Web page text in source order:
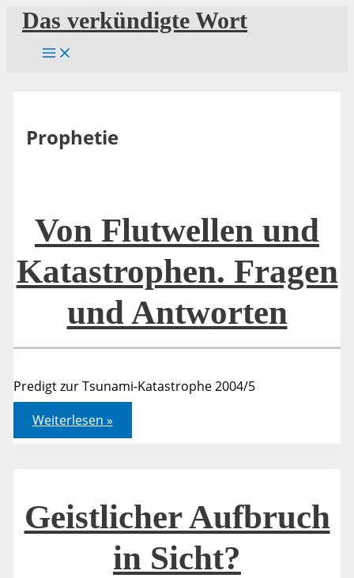
Zum
Inhalt
springen
Das verkündigte Wort
Prophetie
Von Flutwellen und
Katastrophen. Fragen
und Antworten
Predigt zur Tsunami-Katastrophe 2004/5
Von
Flutwellen
und
Weiterlesen »
Geistlicher Aufbruch
in Sicht?